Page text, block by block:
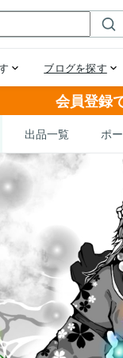
会員登録
出品一覧 ポ